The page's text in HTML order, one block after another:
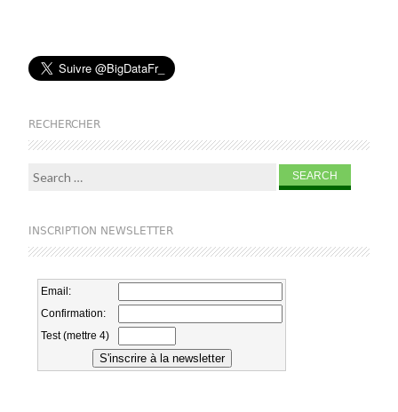
RECHERCHER
Search for:
INSCRIPTION NEWSLETTER